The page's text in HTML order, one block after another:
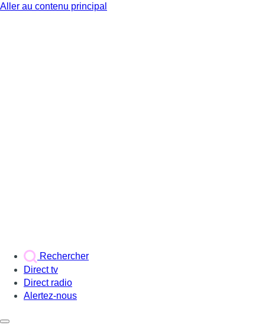
Aller au contenu principal
Rechercher
Direct tv
Direct radio
Alertez-nous